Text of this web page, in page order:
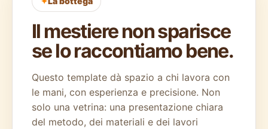
Il mestiere non sparisce
se lo raccontiamo bene.
Questo template dà spazio a chi lavora con
le mani, con esperienza e precisione. Non
solo una vetrina: una presentazione chiara
del metodo, dei materiali e dei lavori